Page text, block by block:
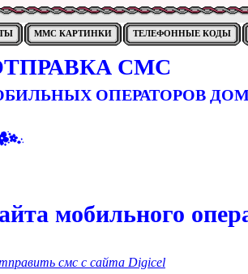
ММС КАРТИНКИ ТЕЛЕФОННЫЕ КОДЫ
СМС
ОПЕРАТОРОВ
мобильного
смс с сайта Digicel